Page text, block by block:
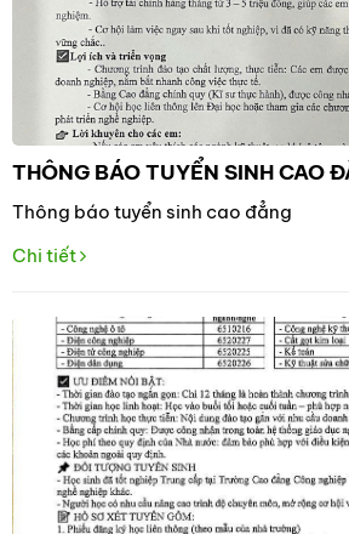
THÔNG BÁO TUYỂN SINH CAO
Thông báo tuyển sinh cao đẳng
Chi tiết